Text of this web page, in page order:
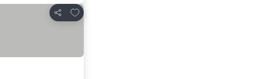
Deli
Dodati u favorite